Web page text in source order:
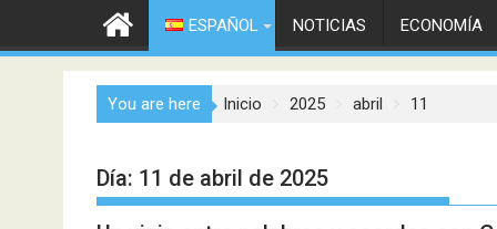
ESPAÑOL NOTICIAS ECONOMÍA
You are here Inicio 2025 abril 11
Día: 11 de abril de 2025